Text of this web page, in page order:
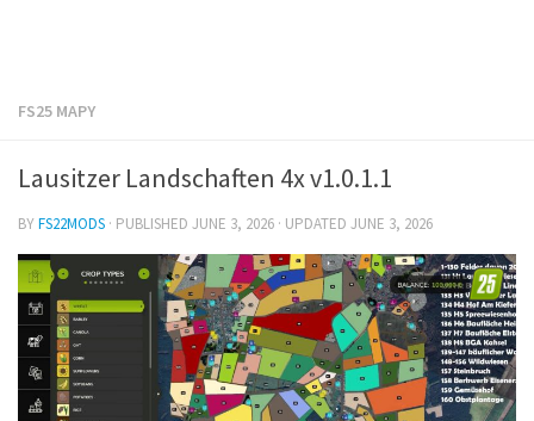
FS25 MAPY
Lausitzer Landschaften 4x v1.0.1.1
BYFS22MODS · PUBLISHED JUNE 3, 2026 · UPDATED JUNE 3, 2026